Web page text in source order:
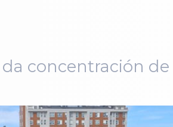
concentración de